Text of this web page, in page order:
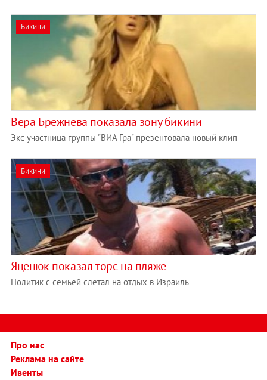
Бикини
Вера Брежнева показала зону бикини
Экс-участница группы "ВИА Гра" презентовала новый клип
Бикини
Яценюк показал торс на пляже
Политик с семьей слетал на отдых в Израиль
Про нас
Реклама на сайте
Ивенты